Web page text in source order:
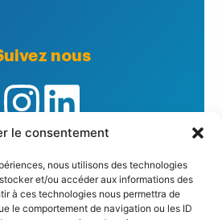
le consentement
nous utilisons des technologies
et/ou accéder aux informations des
à ces technologies nous permettra de
le comportement de navigation ou les ID
nous
importantes
de Confidentialité